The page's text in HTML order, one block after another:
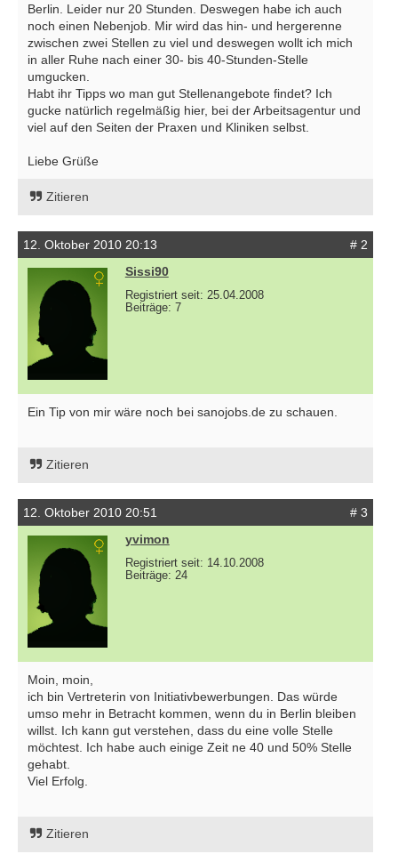
Berlin. Leider nur 20 Stunden. Deswegen habe ich auch
noch einen Nebenjob. Mir wird das hin- und hergerenne
zwischen zwei Stellen zu viel und deswegen wollt ich mich
in aller Ruhe nach einer 30- bis 40-Stunden-Stelle
umgucken.
Habt ihr Tipps wo man gut Stellenangebote findet? Ich
gucke natürlich regelmäßig hier, bei der Arbeitsagentur und
viel auf den Seiten der Praxen und Kliniken selbst.
Liebe Grüße
Zitieren
12. Oktober 2010 20:13
# 2
Sissi90
Registriert seit: 25.04.2008
Beiträge: 7
Ein Tip von mir wäre noch bei sanojobs.de zu schauen.
Zitieren
12. Oktober 2010 20:51
# 3
yvimon
Registriert seit: 14.10.2008
Beiträge: 24
Moin, moin,
ich bin Vertreterin von Initiativbewerbungen. Das würde
umso mehr in Betracht kommen, wenn du in Berlin bleiben
willst. Ich kann gut verstehen, dass du eine volle Stelle
möchtest. Ich habe auch einige Zeit ne 40 und 50% Stelle
gehabt.
Viel Erfolg.
Zitieren